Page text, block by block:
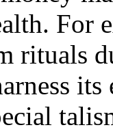
For
rituals